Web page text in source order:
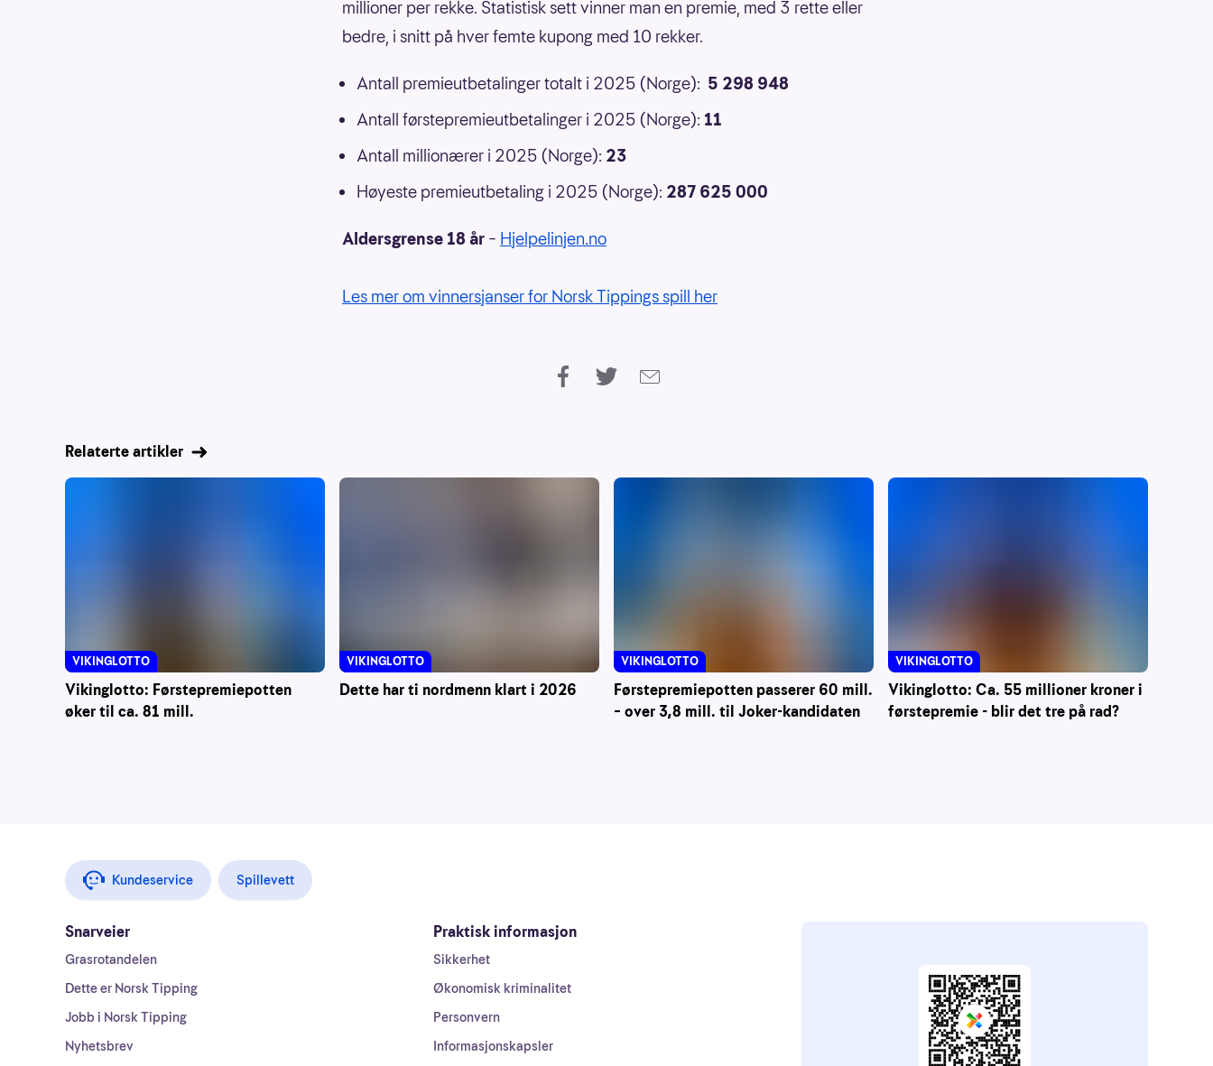
millioner per rekke. Statistisk sett vinner man en premie, med 3 rette eller
bedre, i snitt på hver femte kupong med 10 rekker.
Antall premieutbetalinger totalt i 2025 (Norge): 5 298 948
Antall førstepremieutbetalinger i 2025 (Norge): 11
Antall millionærer i 2025 (Norge): 23
Høyeste premieutbetaling i 2025 (Norge): 287 625 000
Aldersgrense 18 år – Hjelpelinjen.no
Les mer om vinnersjanser for Norsk Tippings spill her
Relaterte artikler
Vikinglotto: Førstepremiepotten
øker til ca. 81 mill.
VIKINGLOTTO
Dette har ti nordmenn klart i 2026
VIKINGLOTTO
Førstepremiepotten passerer 60 mill.
– over 3,8 mill. til Joker-kandidaten
VIKINGLOTTO
Vikinglotto: Ca. 55 millioner kroner i
førstepremie - blir det tre på rad?
VIKINGLOTTO
Kundeservice Spillevett
Snarveier
Grasrotandelen
Dette er Norsk Tipping
Jobb i Norsk Tipping
Nyhetsbrev
Praktisk informasjon
Sikkerhet
Økonomisk kriminalitet
Personvern
Informasjonskapsler